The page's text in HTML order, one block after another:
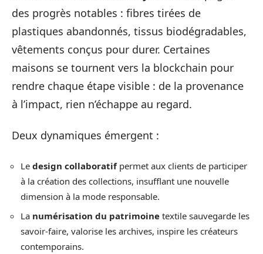
des progrès notables : fibres tirées de
plastiques abandonnés, tissus biodégradables,
vêtements conçus pour durer. Certaines
maisons se tournent vers la blockchain pour
rendre chaque étape visible : de la provenance
à l’impact, rien n’échappe au regard.
Deux dynamiques émergent :
Le design collaboratifpermet aux clients de participer
à la création des collections, insufflant une nouvelle
dimension à la mode responsable.
La numérisation du patrimoine textile sauvegarde les
savoir-faire, valorise les archives, inspire les créateurs
contemporains.